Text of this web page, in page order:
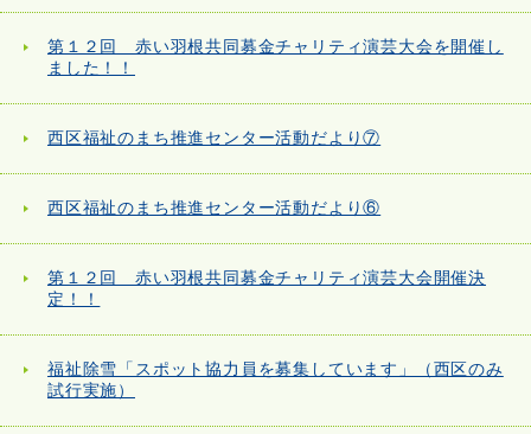
第１２回 赤い羽根共同募金チャリティ演芸大会を開催し
ました！！
西区福祉のまち推進センター活動だより⑦
西区福祉のまち推進センター活動だより⑥
第１２回 赤い羽根共同募金チャリティ演芸大会開催決
定！！
福祉除雪「スポット協力員を募集しています」（西区のみ
試行実施）